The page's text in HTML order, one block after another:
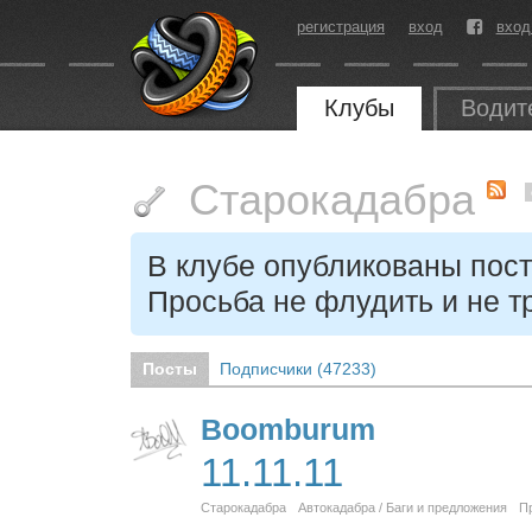
регистрация вход
Клубы
Старокадабра
В клубе опубликованы
Просьба не флудить и не
Посты Подписчики (47233)
Boomburum
11.11.11
Старокадабра Автокадабра / Баги и предложения